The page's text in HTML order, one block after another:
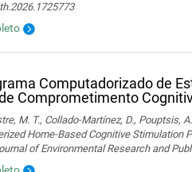
Computadorizado de
Comprometimento
M. T., Collado-Martínez, D., Pouptsis,
Home-Based Cognitive Stimulation
of Environmental Research and